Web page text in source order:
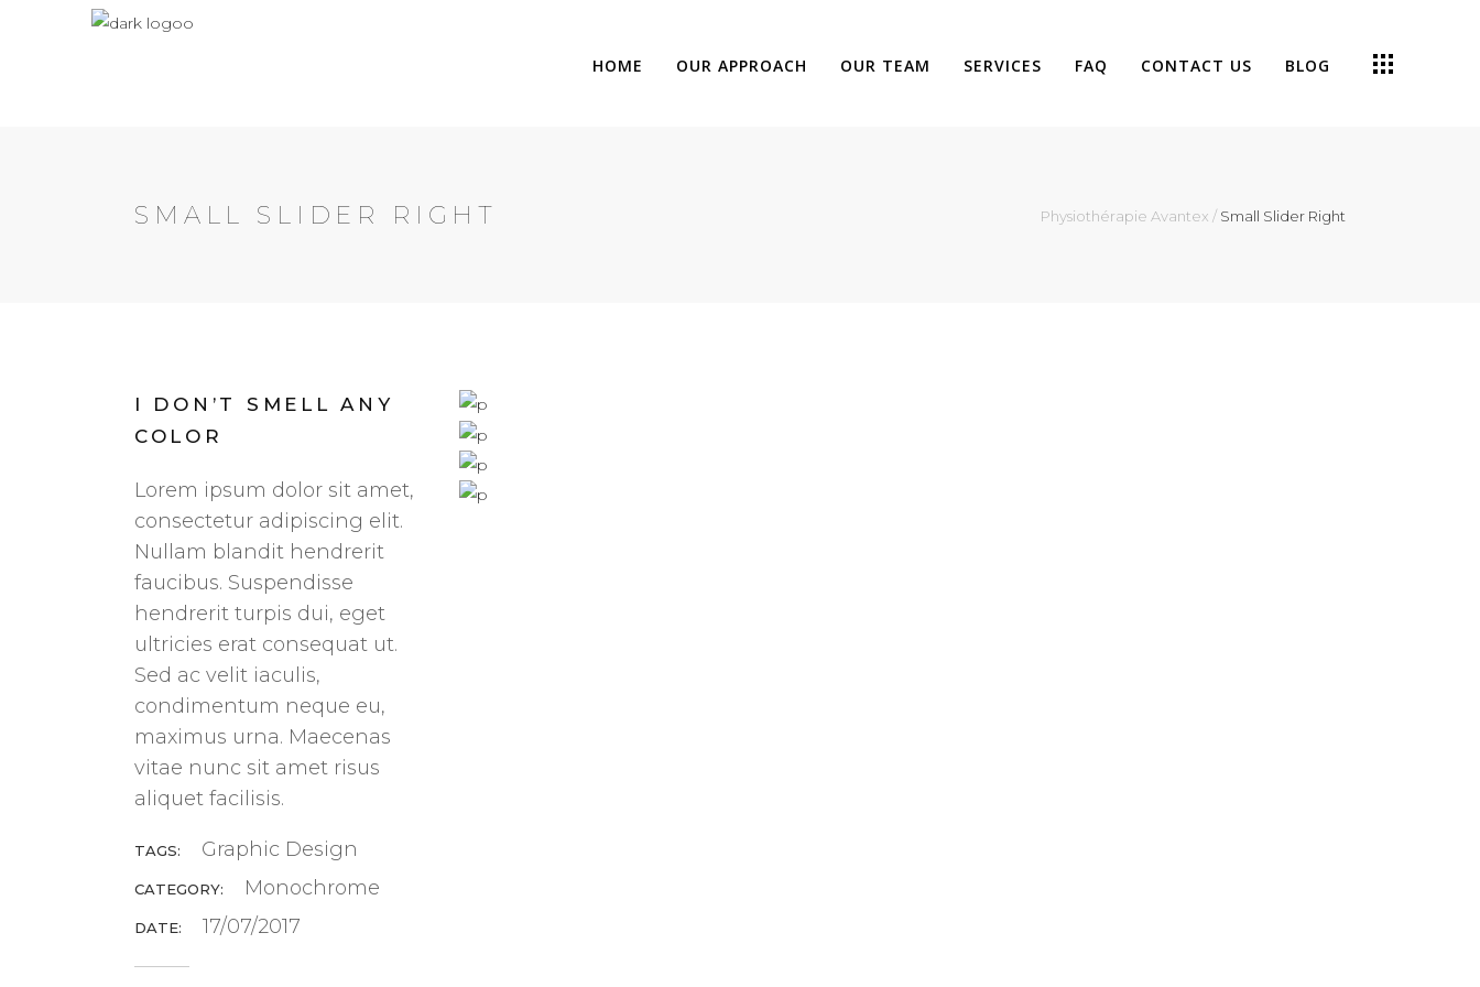
HOME OUR APPROACH OUR TEAM SERVICES FAQ CONTACT US BLOG
SMALL SLIDER RIGHT Physiothérapie Avantex / Small Slider Right
I DON’T SMELL ANY
COLOR
Lorem ipsum dolor sit amet,
consectetur adipiscing elit.
Nullam blandit hendrerit
faucibus. Suspendisse
hendrerit turpis dui, eget
ultricies erat consequat ut.
Sed ac velit iaculis,
condimentum neque eu,
maximus urna. Maecenas
vitae nunc sit amet risus
aliquet facilisis.
TAGS: Graphic Design
CATEGORY: Monochrome
DATE: 17/07/2017